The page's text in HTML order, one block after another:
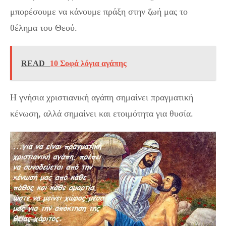
μπορέσουμε να κάνουμε πράξη στην ζωή μας το
θέλημα του Θεού.
READ 10 Σοφά λόγια αγάπης
Η γνήσια χριστιανική αγάπη σημαίνει πραγματική
κένωση, αλλά σημαίνει και ετοιμότητα για θυσία.